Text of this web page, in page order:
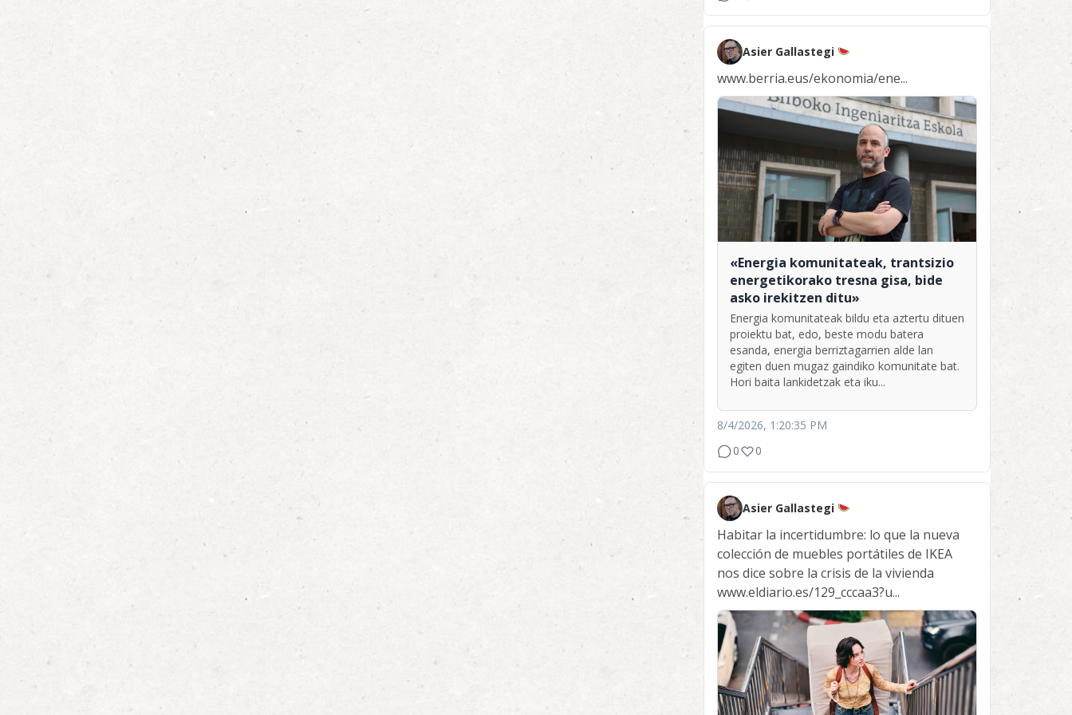
Asier Gallastegi
www.berria.eus/ekonomia/ene...
«Energia komunitateak, trantsizio
energetikorako tresna gisa, bide
asko irekitzen ditu»
Energia komunitateak bildu eta aztertu dituen
proiektu bat, edo, beste modu batera
esanda, energia berriztagarrien alde lan
egiten duen mugaz gaindiko komunitate bat.
Hori baita lankidetzak eta iku...
8/4/2026, 1:20:35 PM
0
0
Asier Gallastegi
Habitar la incertidumbre: lo que la nueva
colección de muebles portátiles de IKEA
nos dice sobre la crisis de la vivienda
www.eldiario.es/129_cccaa3?u...